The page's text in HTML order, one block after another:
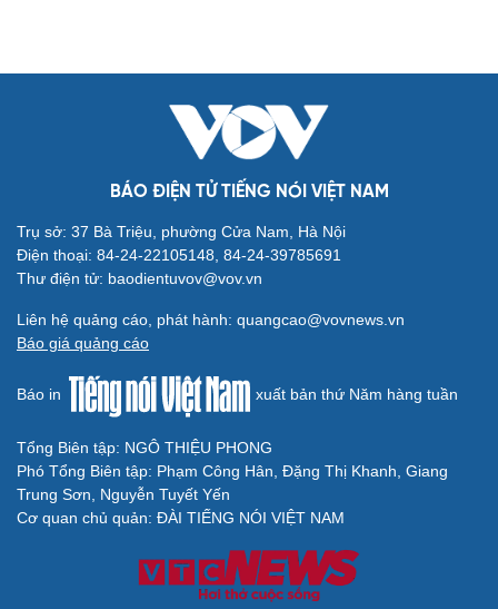
BÁO ĐIỆN TỬ TIẾNG NÓI VIỆT NAM
Trụ sở: 37 Bà Triệu, phường Cửa Nam, Hà Nội
Điện thoại: 84-24-22105148, 84-24-39785691
Thư điện tử: baodientuvov@vov.vn
Liên hệ quảng cáo, phát hành: quangcao@vovnews.vn
Báo giá quảng cáo
Báo in xuất bản thứ Năm hàng tuần
Tổng Biên tập: NGÔ THIỆU PHONG
Phó Tổng Biên tập: Phạm Công Hân, Đặng Thị Khanh, Giang
Trung Sơn, Nguyễn Tuyết Yến
Cơ quan chủ quản: ĐÀI TIẾNG NÓI VIỆT NAM